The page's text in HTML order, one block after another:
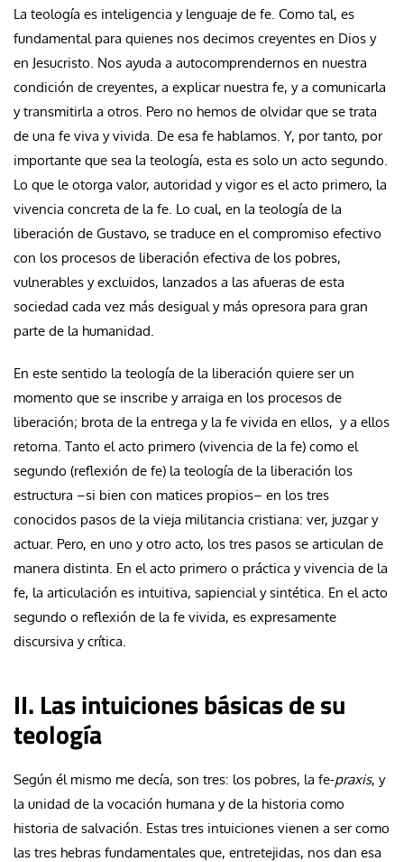
La teología es inteligencia y lenguaje de fe. Como tal, es
fundamental para quienes nos decimos creyentes en Dios y
en Jesucristo. Nos ayuda a autocomprendernos en nuestra
condición de creyentes, a explicar nuestra fe, y a comunicarla
y transmitirla a otros. Pero no hemos de olvidar que se trata
de una fe viva y vivida. De esa fe hablamos. Y, por tanto, por
importante que sea la teología, esta es solo un acto segundo.
Lo que le otorga valor, autoridad y vigor es el acto primero, la
vivencia concreta de la fe. Lo cual, en la teología de la
liberación de Gustavo, se traduce en el compromiso efectivo
con los procesos de liberación efectiva de los pobres,
vulnerables y excluidos, lanzados a las afueras de esta
sociedad cada vez más desigual y más opresora para gran
parte de la humanidad.
En este sentido la teología de la liberación quiere ser un
momento que se inscribe y arraiga en los procesos de
liberación; brota de la entrega y la fe vivida en ellos, y a ellos
retorna. Tanto el acto primero (vivencia de la fe) como el
segundo (reflexión de fe) la teología de la liberación los
estructura –si bien con matices propios– en los tres
conocidos pasos de la vieja militancia cristiana: ver, juzgar y
actuar. Pero, en uno y otro acto, los tres pasos se articulan de
manera distinta. En el acto primero o práctica y vivencia de la
fe, la articulación es intuitiva, sapiencial y sintética. En el acto
segundo o reflexión de la fe vivida, es expresamente
discursiva y crítica.
II. Las intuiciones básicas de su
teología
Según él mismo me decía, son tres: los pobres, la fe-praxis, y
la unidad de la vocación humana y de la historia como
historia de salvación. Estas tres intuiciones vienen a ser como
las tres hebras fundamentales que, entretejidas, nos dan esa